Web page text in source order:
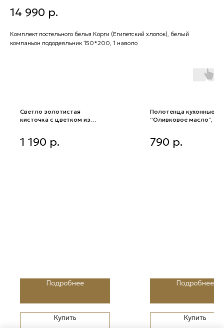
14 990 р.
Комплект постельного белья Корги (Египетский хлопок), белый
компаньон пододеяльник 150*200, 1 наволо
Светло золотистая
кисточка с цветком из
цветком из кристаллов 18 см
1 190 р.
Подробнее
Купить
Полотенца кухонные
“Оливковое масло”, 2
“Оливковое масло”, 2 шт
790 р.
Подробнее
Купить